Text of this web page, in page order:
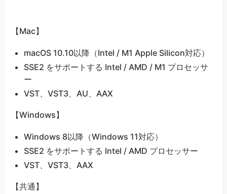
【Mac】
macOS 10.10以降（Intel / M1 Apple Silicon対応）
SSE2 をサポートする Intel / AMD / M1 プロセッサ
ー
VST、VST3、AU、AAX
【Windows】
Windows 8以降（Windows 11対応）
SSE2 をサポートする Intel / AMD プロセッサー
VST、VST3、AAX
【共通】